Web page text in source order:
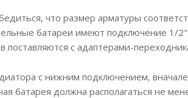
что размер арматуры
батареи имеют подключение 1/
поставляются с адаптерами-
с нижним подключением, вначале
батарея должна располагаться не